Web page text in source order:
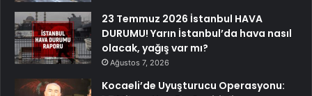
23 Temmuz 2026 İstanbul HAVA
DURUMU! Yarın İstanbul’da hava nasıl
olacak, yağış var mı?
Ağustos 7, 2026
Kocaeli’de Uyuşturucu Operasyonu: